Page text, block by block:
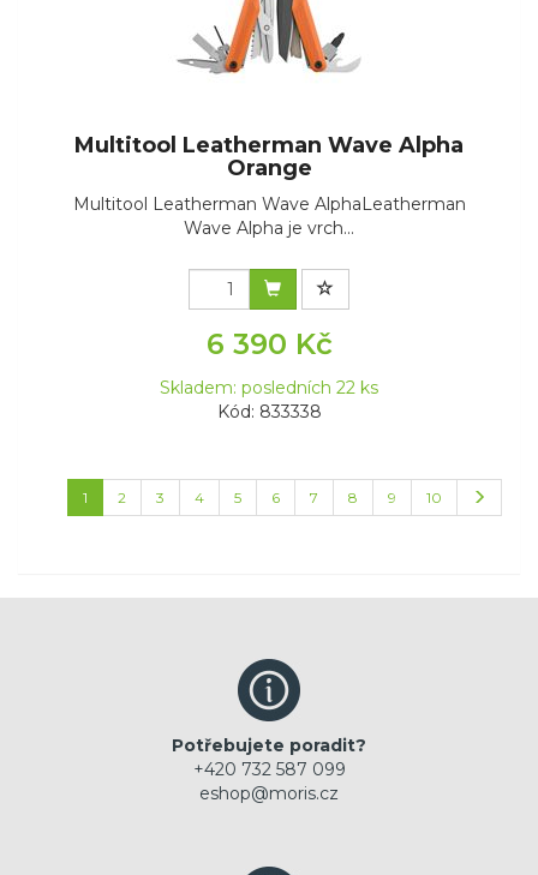
Multitool Leatherman Wave Alpha
Orange
Multitool Leatherman Wave AlphaLeatherman
Wave Alpha je vrch...
6 390 Kč
Skladem: posledních 22 ks
Kód: 833338
1 2 3 4 5 6 7 8 9 10
Potřebujete poradit?
+420 732 587 099
eshop@moris.cz